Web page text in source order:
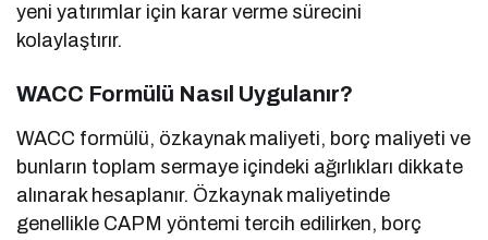
yeni yatırımlar için karar verme sürecini
kolaylaştırır.
WACC Formülü Nasıl Uygulanır?
WACC formülü, özkaynak maliyeti, borç maliyeti ve
bunların toplam sermaye içindeki ağırlıkları dikkate
alınarak hesaplanır. Özkaynak maliyetinde
genellikle CAPM yöntemi tercih edilirken, borç